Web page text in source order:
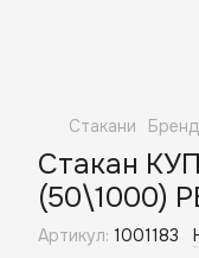
Стакани
Стакан
(50\1000)
Артикул: 1001183